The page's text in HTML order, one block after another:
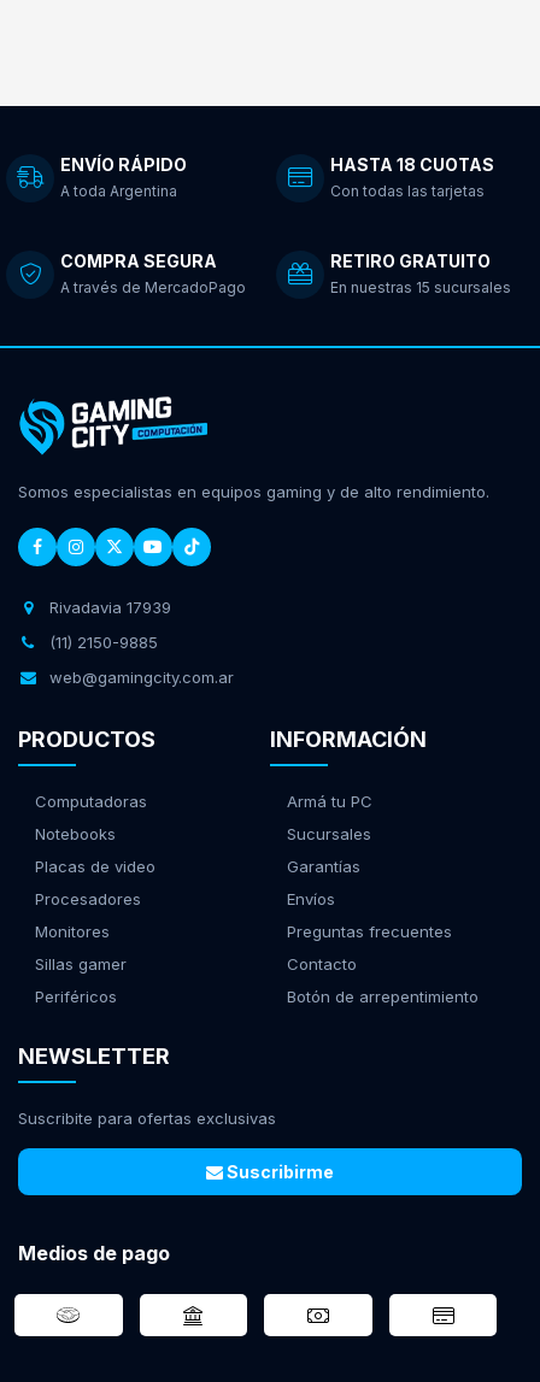
ENVÍO RÁPIDO
A toda Argentina
HASTA 18 CUOTAS
Con todas las tarjetas
COMPRA SEGURA
A través de MercadoPago
RETIRO GRATUITO
En nuestras 15 sucursales
Somos especialistas en equipos gaming y de alto rendimiento.
Rivadavia 17939
(11) 2150-9885
web@gamingcity.com.ar
PRODUCTOS
Computadoras
Notebooks
Placas de video
Procesadores
Monitores
Sillas gamer
Periféricos
INFORMACIÓN
Armá tu PC
Sucursales
Garantías
Envíos
Preguntas frecuentes
Contacto
Botón de arrepentimiento
NEWSLETTER
Suscribite para ofertas exclusivas
Suscribirme
Medios de pago